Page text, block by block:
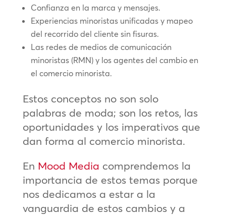
Confianza en la marca y mensajes.
Experiencias minoristas unificadas y mapeo
del recorrido del cliente sin fisuras.
Las redes de medios de comunicación
minoristas (RMN) y los agentes del cambio en
el comercio minorista.
Estos conceptos no son solo
palabras de moda; son los retos, las
oportunidades y los imperativos que
dan forma al comercio minorista.
En Mood Media comprendemos la
importancia de estos temas porque
nos dedicamos a estar a la
vanguardia de estos cambios y a